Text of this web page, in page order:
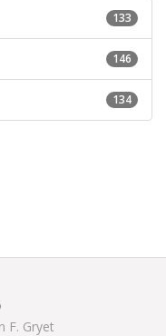
133
146
134
F. Gryet